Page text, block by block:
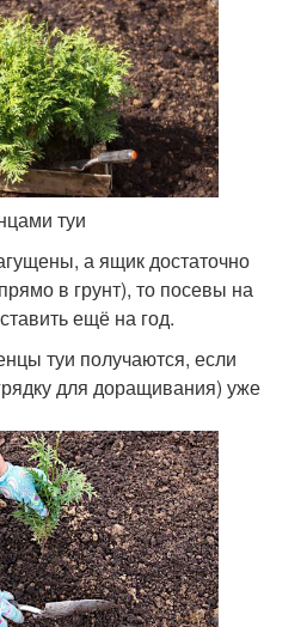
туи
а ящик достаточно
в грунт), то посевы на
ещё на год.
туи получаются, если
для доращивания) уже